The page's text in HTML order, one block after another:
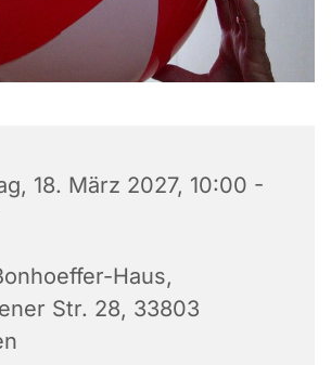
18. März 2027, 10:00 -
Haus,
Str. 28, 33803